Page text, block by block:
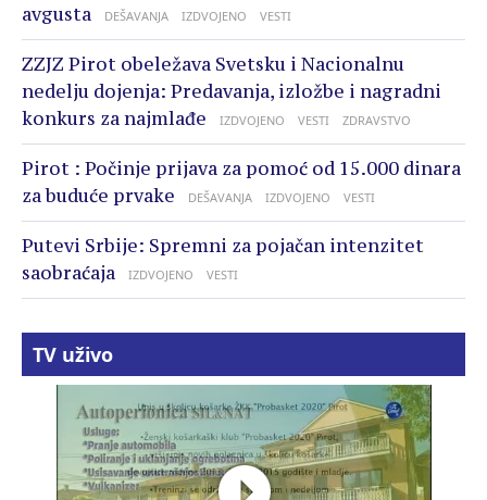
avgusta
DEŠAVANJA IZDVOJENO VESTI
ZZJZ Pirot obeležava Svetsku i Nacionalnu
nedelju dojenja: Predavanja, izložbe i nagradni
konkurs za najmlađe
IZDVOJENO VESTI ZDRAVSTVO
Pirot : Počinje prijava za pomoć od 15.000 dinara
za buduće prvake
DEŠAVANJA IZDVOJENO VESTI
Putevi Srbije: Spremni za pojačan intenzitet
saobraćaja
IZDVOJENO VESTI
TV uživo